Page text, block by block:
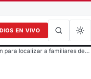
EN VIVO
para localizar a familiares de…